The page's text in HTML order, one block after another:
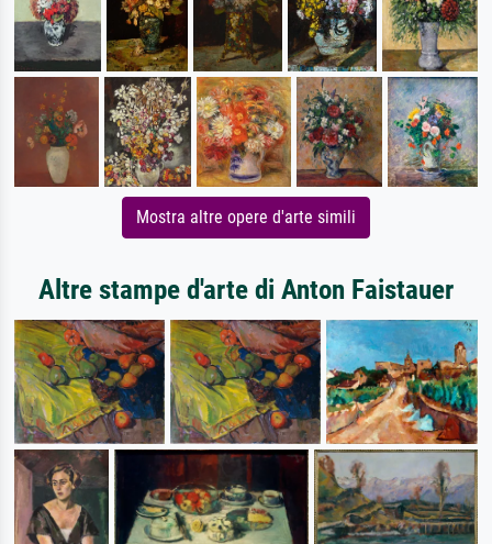
Mostra altre opere d'arte simili
Altre stampe d'arte di Anton Faistauer